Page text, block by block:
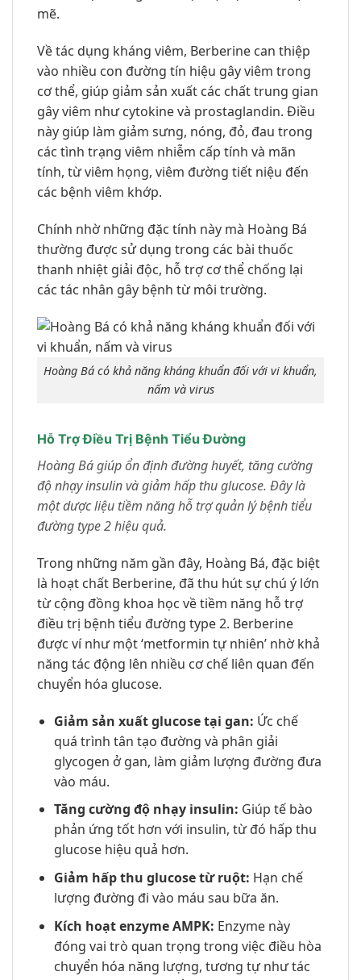
mẽ.
Về tác dụng kháng viêm, Berberine can thiệp
vào nhiều con đường tín hiệu gây viêm trong
cơ thể, giúp giảm sản xuất các chất trung gian
gây viêm như cytokine và prostaglandin. Điều
này giúp làm giảm sưng, nóng, đỏ, đau trong
các tình trạng viêm nhiễm cấp tính và mãn
tính, từ viêm họng, viêm đường tiết niệu đến
các bệnh viêm khớp.
Chính nhờ những đặc tính này mà Hoàng Bá
thường được sử dụng trong các bài thuốc
thanh nhiệt giải độc, hỗ trợ cơ thể chống lại
các tác nhân gây bệnh từ môi trường.
Hoàng Bá có khả năng kháng khuẩn đối với vi khuẩn,
nấm và virus
Hỗ Trợ Điều Trị Bệnh Tiểu Đường
Hoàng Bá giúp ổn định đường huyết, tăng cường
độ nhạy insulin và giảm hấp thu glucose. Đây là
một dược liệu tiềm năng hỗ trợ quản lý bệnh tiểu
đường type 2 hiệu quả.
Trong những năm gần đây, Hoàng Bá, đặc biệt
là hoạt chất Berberine, đã thu hút sự chú ý lớn
từ cộng đồng khoa học về tiềm năng hỗ trợ
điều trị bệnh tiểu đường type 2. Berberine
được ví như một ‘metformin tự nhiên’ nhờ khả
năng tác động lên nhiều cơ chế liên quan đến
chuyển hóa glucose.
Giảm sản xuất glucose tại gan: Ức chế
quá trình tân tạo đường và phân giải
glycogen ở gan, làm giảm lượng đường đưa
vào máu.
Tăng cường độ nhạy insulin: Giúp tế bào
phản ứng tốt hơn với insulin, từ đó hấp thu
glucose hiệu quả hơn.
Giảm hấp thu glucose từ ruột: Hạn chế
lượng đường đi vào máu sau bữa ăn.
Kích hoạt enzyme AMPK: Enzyme này
đóng vai trò quan trọng trong việc điều hòa
chuyển hóa năng lượng, tương tự như tác